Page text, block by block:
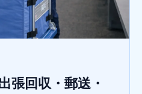
張回収・郵送・